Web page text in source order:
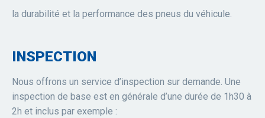
la durabilité et la performance des pneus du véhicule.
INSPECTION
Nous offrons un service d’inspection sur demande. Une
inspection de base est en générale d’une durée de 1h30 à
2h et inclus par exemple :